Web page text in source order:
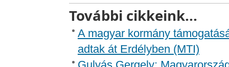
További cikkeink...
A magyar kormány
adtak át Erdélyben (MTI)